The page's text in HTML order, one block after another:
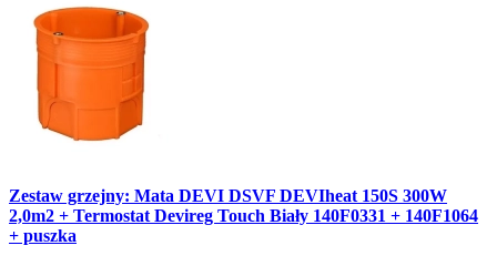
Zestaw grzejny: Mata DEVI DSVF DEVIheat 150S 300W
2,0m2 + Termostat Devireg Touch Biały 140F0331 + 140F1064
+ puszka